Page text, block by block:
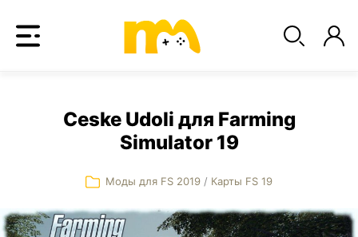
Ceske Udoli для Farming
Simulator 19
Моды для FS 2019 / Карты FS 19